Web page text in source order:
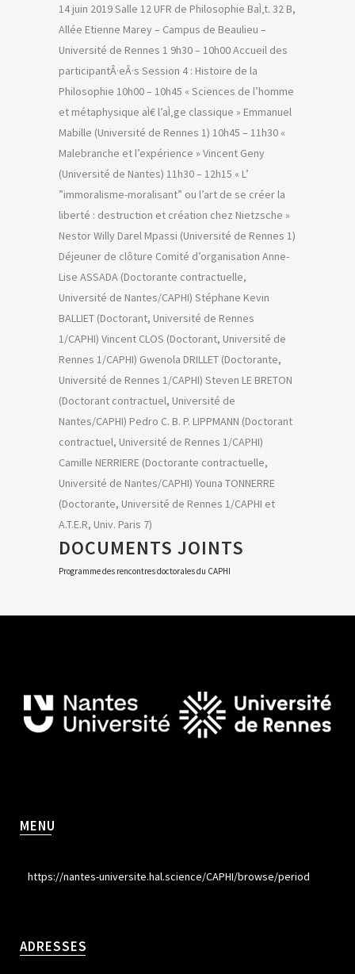
14 juin 2019 Salle 12 UFR de Philosophie BaÌ‚t. 32 B,
Allée Etienne Marey – Campus de Beaulieu –
Université de Rennes 1 9h30 – 10h00 Accueil des
participantÂ·eÂ·s Session 4 : Histoire de la
Philosophie 10h00 – 10h45 « Sciences de l’homme
et métaphysique aÌ€ l’aÌ‚ge classique » Emmanuel
Mabille (Université de Rennes 1) 10h45 – 11h30 «
Malebranche et l’expérience » Vincent Geny
(Université de Nantes) 11h30 – 12h15 « L’
”immoralisme-moralisant” ou l’art de se créer la
liberté : destruction et création chez Nietzsche »
Nestor Willy Darel Mpassi (Université de Rennes 1)
Déjeuner de clôture Comité d’organisation Anne-
Lise ASSADA (Doctorante contractuelle,
Université de Nantes/CAPHI) Stéphane Kevin
BALLIET (Doctorant, Université de Rennes
1/CAPHI) Vincent CLOS (Doctorant, Université de
Rennes 1/CAPHI) Gwenola DRILLET (Doctorante,
Université de Rennes 1/CAPHI) Steven LE BRETON
(Doctorant contractuel, Université de
Nantes/CAPHI) Pedro C. B. P. LIPPMANN (Doctorant
contractuel, Université de Rennes 1/CAPHI)
Camille NERRIERE (Doctorante contractuelle,
Université de Nantes/CAPHI) Youna TONNERRE
(Doctorante, Université de Rennes 1/CAPHI et
A.T.E.R, Univ. Paris 7)
DOCUMENTS JOINTS
Programme des rencontres doctorales du CAPHI
MENU
https://nantes-universite.hal.science/CAPHI/browse/period
ADRESSES